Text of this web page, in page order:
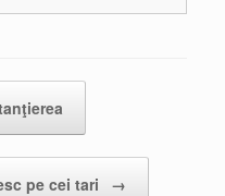
pe cei tari →